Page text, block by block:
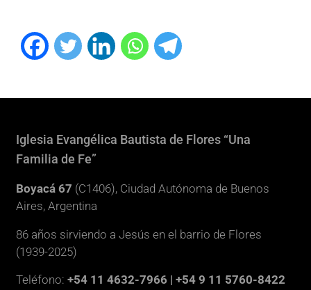
Iglesia Evangélica Bautista de Flores “Una
Familia de Fe”
Boyacá 67 (C1406), Ciudad Autónoma de Buenos
Aires, Argentina
86 años sirviendo a Jesús en el barrio de Flores
(1939-2025)
Teléfono:+54 11 4632-7966 | +54 9 11 5760-8422